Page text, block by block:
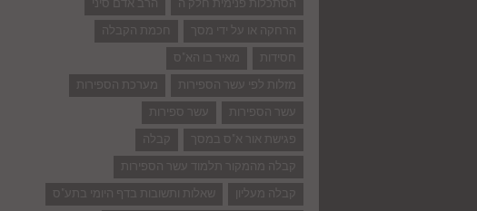
הרחקה או על ידי מסך
חכמת הקבלה
חסידות
מאיר בו הא"ס
מזלות לפי עשר הספירות
מערכת הספירות
עשר הספירות
עשר ספירות
פגישת אור א"ס במסך
קבלה
קבלה מהמקור תלמוד עשר הספירות
קבלה מעליון
שאלות ותשובות בדף היומי בתע"ס